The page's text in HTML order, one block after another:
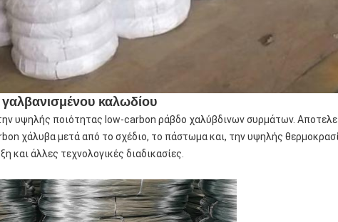
καλωδίου
υψηλής ποιότητας low-carbon ράβδο χαλύβδινων συρμάτων.
χάλυβα μετά από το σχέδιο, το πάστωμα και, την υψηλής
και άλλες τεχνολογικές διαδικασίες.